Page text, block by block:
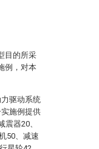
目的所采
例，对本
驱动系统
施例提供
器20、
50、减速